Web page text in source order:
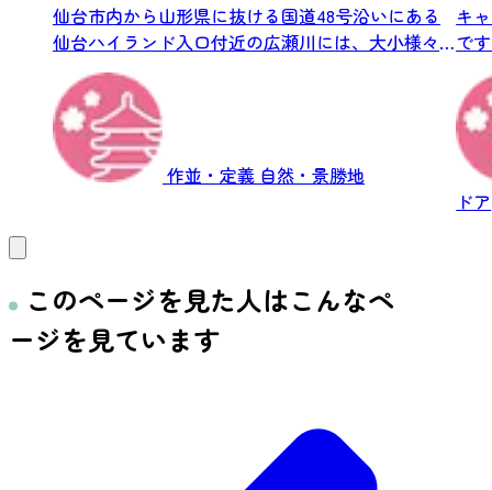
仙台市内から山形県に抜ける国道48号沿いにある
仙台ハイランド入口付近の広瀬川には、大小様々
な滝...
作並・定義 自然・景勝地
キ
で
ドア
このページを見た人はこんなペ
ージを見ています